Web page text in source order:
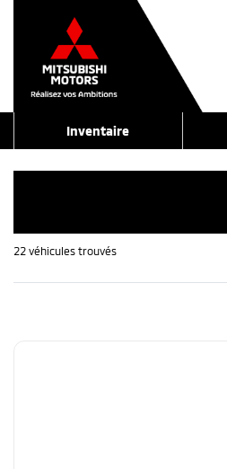
Inventaire
22 véhicules trouvés